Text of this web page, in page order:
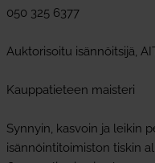
050 325 6377
Auktorisoitu isännöitsijä,
Kauppatieteen maisteri
Synnyin, kasvoin ja leikin
isännöintitoimiston tiskin